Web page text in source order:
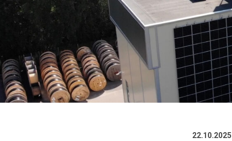
22.10.2025